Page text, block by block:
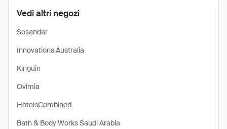
Vedi altri negozi
Sosandar
Innovations Australia
Kinguin
Ovimia
HotelsCombined
Bath & Body Works Saudi Arabia